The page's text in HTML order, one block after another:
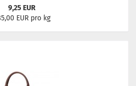
9,25 EUR
EUR pro kg